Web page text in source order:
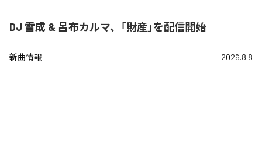
DJ 雪成 & 呂布カルマ、「財産」を配信開始
新曲情報 2026.8.8